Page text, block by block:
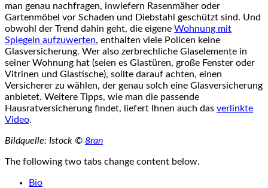
man genau nachfragen, inwiefern Rasenmäher oder
Gartenmöbel vor Schaden und Diebstahl geschützt sind. Und
obwohl der Trend dahin geht, die eigene Wohnung mit
Spiegeln aufzuwerten, enthalten viele Policen keine
Glasversicherung. Wer also zerbrechliche Glaselemente in
seiner Wohnung hat (seien es Glastüren, große Fenster oder
Vitrinen und Glastische), sollte darauf achten, einen
Versicherer zu wählen, der genau solch eine Glasversicherung
anbietet. Weitere Tipps, wie man die passende
Hausratversicherung findet, liefert Ihnen auch das verlinkte
Video.
Bildquelle: Istock © 8ran
The following two tabs change content below.
Bio